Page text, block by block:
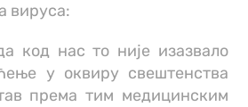
вируса:
код нас то није изазвало
у оквиру свештенства
према тим медицинским